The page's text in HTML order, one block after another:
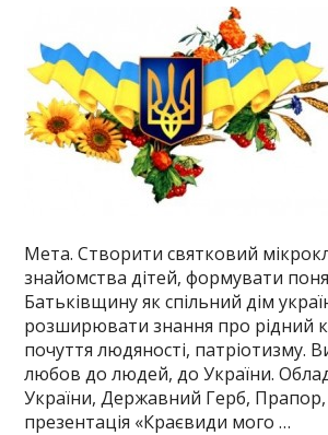
Мета. Створити святковий
знайомства дітей, формувати
Батьківщину як спільний дім
розширювати знання про рідний
почуття людяності, патріотизму.
любов до людей, до України.
України, Державний Герб, Прапор,
презентація «Краєвиди мого …